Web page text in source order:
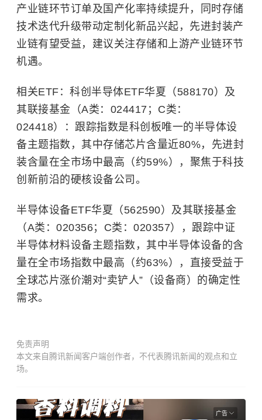
产业链环节订单及国产化率持续提升，同时存储
技术迭代升级带动定制化新品兴起，先进封装产
业链有望受益，建议关注存储和上游产业链环节
机遇。
相关ETF：科创 半导体ETF华夏（588170）及
其联接基金（A类：024417；C类：
024418）：跟踪指数是科创板唯一的半导体设
备主题指数，其中存储芯片含量近80%，先进封
装含量在全市场中最高（约59%），聚焦于科技
创新前沿的硬核设备公司。
半导体设备ETF华夏（562590）及其联接基金
（A类：020356；C类：020357），跟踪中证
半导体材料设备主题指数，其中半导体设备的含
量在全市场指数中最高（约63%），直接受益于
全球芯片涨价潮对“卖铲人”（设备商）的确定性
需求。
免责声明
本文来自腾讯新闻客户端创作者，不代表腾讯新闻的观点和立
场。
广告